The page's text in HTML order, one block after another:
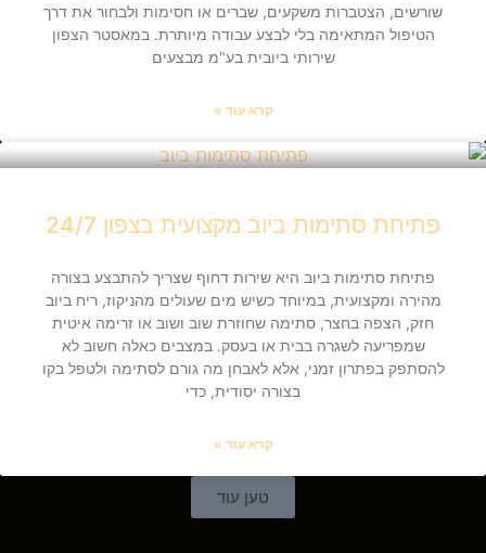
שורשים, הצטברות משקעים, שברים או חסימות ולבחור את דרך
הטיפול המתאימה בלי לבצע עבודה מיותרת. במאסטר הצפון
שירותי ביובית בע"מ מבצעים
קרא עוד »
פתיחת סתימות ביוב מקצועית בצפון 24/7
פתיחת סתימות ביוב היא שירות דחוף שצריך להתבצע בצורה
מהירה ומקצועית, במיוחד כשיש מים שעולים מהניקוז, ריח ביוב
חזק, הצפה בחצר, סתימה שחוזרת שוב ושוב או זרימה איטית
שמפריעה לשגרה בבית או בעסק. במצבים כאלה חשוב לא
להסתפק בפתרון זמני, אלא לאבחן מה גורם לסתימה ולטפל בקו
בצורה יסודית, כדי
קרא עוד »
טען עוד